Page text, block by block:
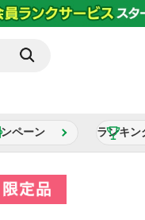
ペーン ランキン